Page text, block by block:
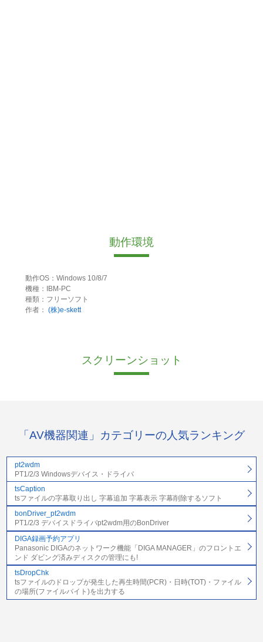
動作環境
動作OS：Windows 10/8/7
機種：IBM-PC
種類：フリーソフト
作者： (株)e-skett
スクリーンショット
「AV機器関連」カテゴリーの人気ランキング
pt2wdm
PT1/2/3 Windowsデバイス・ドライバ
tsCaption
tsファイルの字幕取り出し 字幕追加 字幕表示 字幕削除するソフト
bonDriver_pt2wdm
PT1/2/3 デバイスドライバpt2wdm用のBonDriver
DIGA録画予約アプリ
Panasonic DIGAのネットワーク機能「DIGA MANAGER」のフロントエ
ンド ダビング済みディスクの管理にも!
tsDropChk
tsファイルのドロップが発生した再生時間(PCR)・日時(TOT)・ファイル
の場所(ファイルバイト)を出力する